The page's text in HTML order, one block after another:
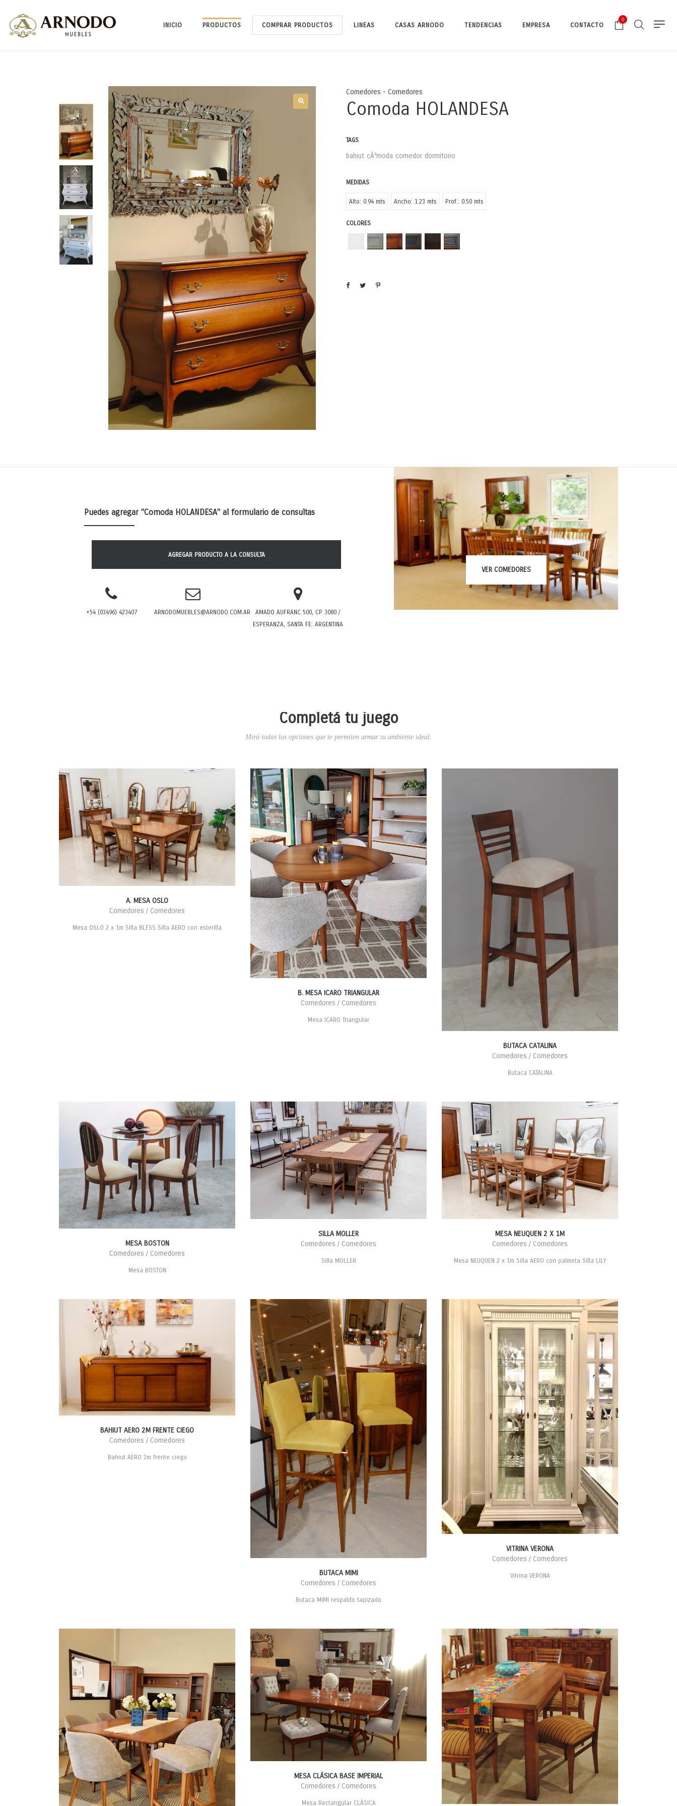
INICIO PRODUCTOS COMPRAR PRODUCTOS LINEAS CASAS ARNODO TENDENCIAS EMPRESA CONTACTO
0
Comedores - Comedores
Comoda HOLANDESA
TAGS
bahiut cÃ³moda comedor dormitorio
MEDIDAS
Alto: 0.94 mts Ancho: 1.23 mts Prof.: 0.50 mts
COLORES
Puedes agregar "Comoda HOLANDESA" al formulario de consultas
AGREGAR PRODUCTO A LA CONSULTA
+54 (03496) 423407 ARNODOMUEBLES@ARNODO.COM.AR
AMADO AUFRANC 500, CP 3080 /
ESPERANZA, SANTA FE. ARGENTINA
VERCOMEDORES
Completá tu juego
Mirá todas las opciones que te permiten armar tu ambiente ideal.
A. MESA OSLO
Comedores / Comedores
Mesa OSLO 2 x 1m Silla BLESS Silla AERO con esterilla
B. MESA ICARO TRIANGULAR
Comedores / Comedores
Mesa ICARO Triangular
BUTACA CATALINA
Comedores / Comedores
Butaca CATALINA
MESA BOSTON
Comedores / Comedores
Mesa BOSTON
SILLA MOLLER
Comedores / Comedores
Silla MOLLER
MESA NEUQUEN 2 X 1M
Comedores / Comedores
Mesa NEUQUEN 2 x 1m Silla AERO con palmeta Silla LILY
BAHIUT AERO 2M FRENTE CIEGO
Comedores / Comedores
Bahiut AERO 2m frente ciego
BUTACA MIMI
Comedores / Comedores
Butaca MIMI respaldo tapizado
VITRINA VERONA
Comedores / Comedores
Vitrina VERONA
MESA CLÁSICA BASE IMPERIAL
Comedores / Comedores
Mesa Rectangular CLÁSICA